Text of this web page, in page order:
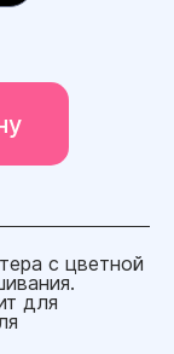
с цветной
для